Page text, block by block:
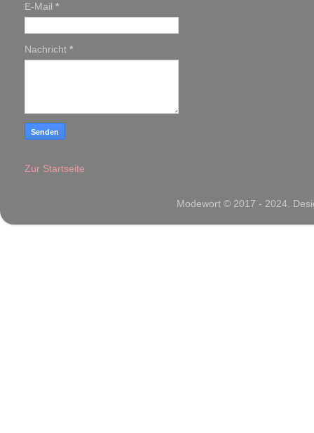
E-Mail *
Nachricht *
Zur Startseite
Modewort © 2017 - 2024.